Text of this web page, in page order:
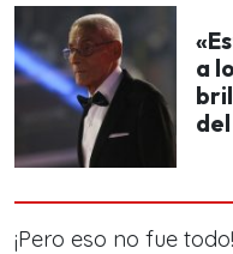
a
¡Pero eso no fue